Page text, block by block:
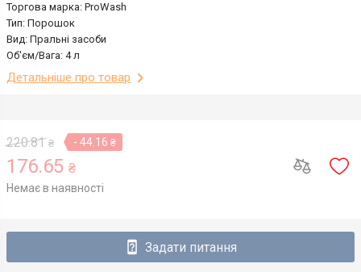
Торгова марка: ProWash
Тип: Порошок
Вид: Пральні засоби
Об'єм/Вага: 4 л
Детальніше про товар
220.81 ₴ - 44.16 ₴
176.65 ₴
Немає в наявності
Задати питання